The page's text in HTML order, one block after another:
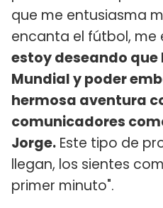
que me entusiasma
encanta el fútbol, ​​me
estoy deseando que
Mundial y poder
hermosa aventura
comunicadores
Jorge. Este tipo de
llegan, los sientes
primer minuto".